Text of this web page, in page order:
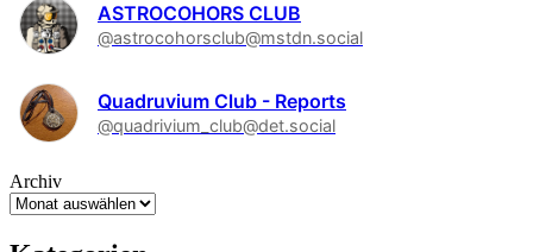
ASTROCOHORS CLUB
@astrocohorsclub@mstdn.social
Quadruvium Club - Reports
@quadrivium_club@det.social
Archiv